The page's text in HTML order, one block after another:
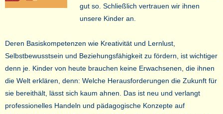
gut so. Schließlich vertrauen wir ihnen
unsere Kinder an.
Deren Basiskompetenzen wie Kreativität und Lernlust,
Selbstbewusstsein und Beziehungsfähigkeit zu fördern, ist wichtiger
denn je. Kinder von heute brauchen keine Erwachsenen, die ihnen
die Welt erklären, denn: Welche Herausforderungen die Zukunft für
sie bereithält, lässt sich kaum ahnen. Das ist neu und verlangt
professionelles Handeln und pädagogische Konzepte auf